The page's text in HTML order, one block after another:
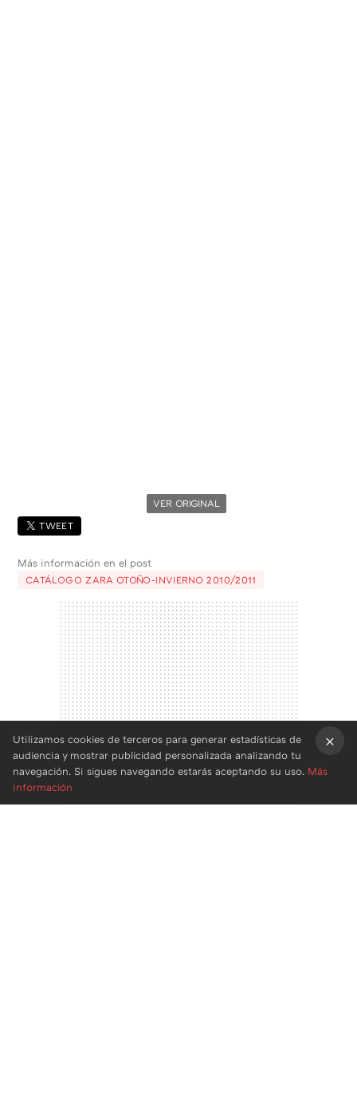
VER ORIGINAL
TWEET
Más información en el post
CATÁLOGO ZARA OTOÑO-INVIERNO 2010/2011
Utilizamos cookies de terceros para generar estadísticas de
audiencia y mostrar publicidad personalizada analizando tu
navegación. Si sigues navegando estarás aceptando su uso. Más
información